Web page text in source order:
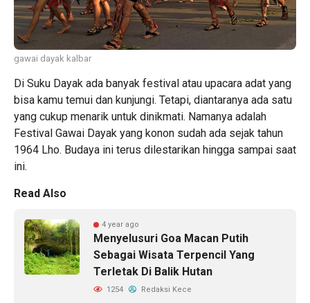
gawai dayak kalbar
Di Suku Dayak ada banyak festival atau upacara adat yang
bisa kamu temui dan kunjungi. Tetapi, diantaranya ada satu
yang cukup menarik untuk dinikmati. Namanya adalah
Festival Gawai Dayak yang konon sudah ada sejak tahun
1964 Lho. Budaya ini terus dilestarikan hingga sampai saat
ini.
Read Also
4 year ago
Menyelusuri Goa Macan Putih
Sebagai Wisata Terpencil Yang
Terletak Di Balik Hutan
1254 Redaksi Kece